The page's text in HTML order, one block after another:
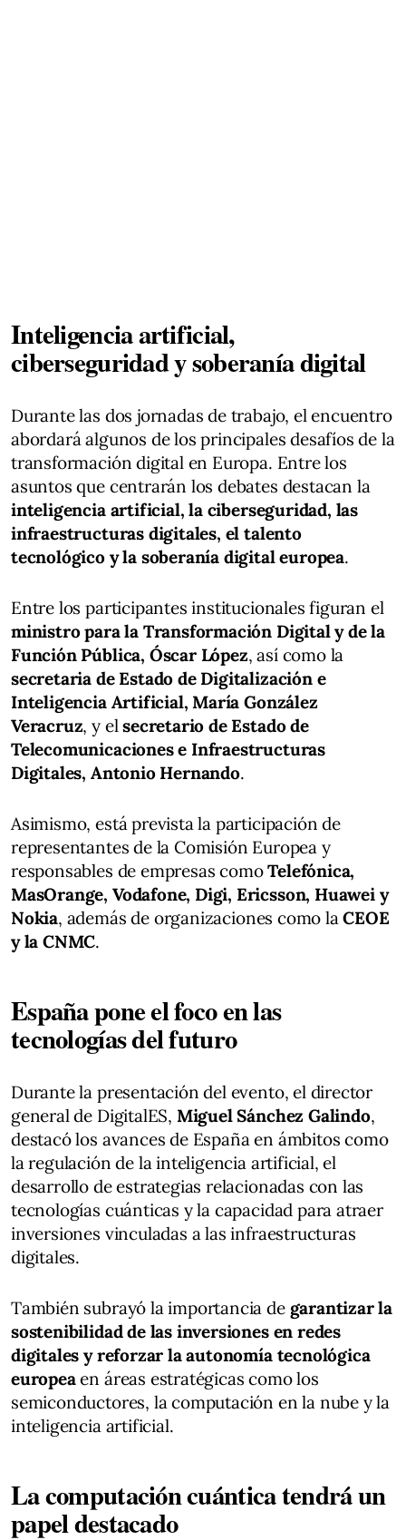
Inteligencia artificial,
ciberseguridad y soberanía digital
Durante las dos jornadas de trabajo, el encuentro
abordará algunos de los principales desafíos de la
transformación digital en Europa. Entre los
asuntos que centrarán los debates destacan la
inteligencia artificial, la ciberseguridad, las
infraestructuras digitales, el talento
tecnológico y la soberanía digital europea.
Entre los participantes institucionales figuran el
ministro para la Transformación Digital y de la
Función Pública, Óscar López, así como la
secretaria de Estado de Digitalización e
Inteligencia Artificial, María González
Veracruz, y elsecretario de Estado de
Telecomunicaciones e Infraestructuras
Digitales, Antonio Hernando.
Asimismo, está prevista la participación de
representantes de la Comisión Europea y
responsables de empresas comoTelefónica,
MasOrange, Vodafone, Digi, Ericsson, Huawei y
Nokia, además de organizaciones como laCEOE
y la CNMC.
España pone el foco en las
tecnologías del futuro
Durante la presentación del evento, el director
general de DigitalES, Miguel Sánchez Galindo,
destacó los avances de España en ámbitos como
la regulación de la inteligencia artificial, el
desarrollo de estrategias relacionadas con las
tecnologías cuánticas y la capacidad para atraer
inversiones vinculadas a las infraestructuras
digitales.
También subrayó la importancia de garantizar la
sostenibilidad de las inversiones en redes
digitales y reforzar la autonomía tecnológica
europeaen áreas estratégicas como los
semiconductores, la computación en la nube y la
inteligencia artificial.
La computación cuántica tendrá un
papel destacado